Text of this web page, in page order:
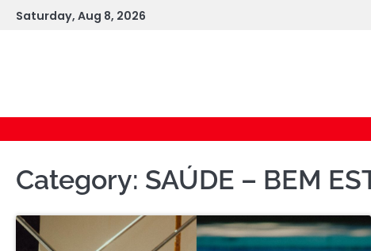
SkipSaturday, Aug 8, 2026
Category: SAÚDE – BEM